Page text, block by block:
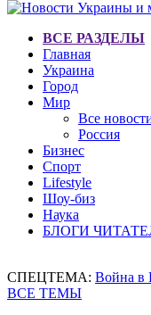
ВСЕ РАЗДЕЛЫ
Главная
Украина
Город
Мир
Все
Россия
Бизнес
Спорт
Lifestyle
Шоу-биз
Наука
БЛОГИ
СПЕЦТЕМА: Война в
ВСЕ ТЕМЫ